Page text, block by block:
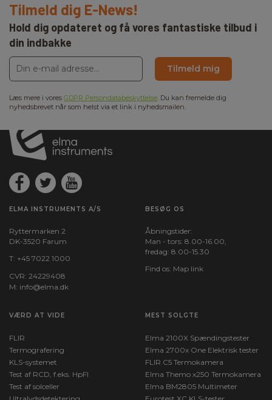
Tilmeld dig E-News!
Hold dig opdateret og få vores fantastiske tilbud i
din indbakke
Tilmeld mig
Læs mere i vores GDPR Persondatabeskyttelse. Du kan fremelde dig
nyhedsbrevet når som helst via et link i nyhedsmailen.
ELMA INSTRUMENTS A/S
Ryttermarken 2
DK-3520 Farum
T: +45 7022 1000
CVR: 24229408
M: info@elma.dk
BESØG OS
Åbningstider:
Man - tors: 8.00-16.00,
fredag: 8.00-15.30
Find os: Map link
VÆRD AT VIDE
FLIR
Termografering
KLS-systemet
Test af RCD, f.eks. HpFI
Test af solceller
MEST SOLGTE
Elma 2100X Spændingstester
Elma 2700x One Elektrisk tester
FLIR C5 Termokamera
Elma Themo x250 Termokamera
Elma BM2805 Multimeter